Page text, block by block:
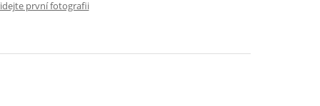
první fotografii